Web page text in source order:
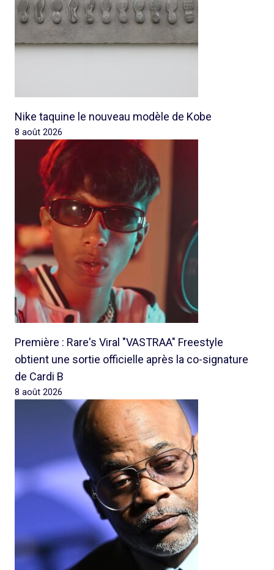
Nike taquine le nouveau modèle de Kobe
8 août 2026
Première : Rare's Viral "VASTRAA" Freestyle
obtient une sortie officielle après la co-signature
de Cardi B
8 août 2026